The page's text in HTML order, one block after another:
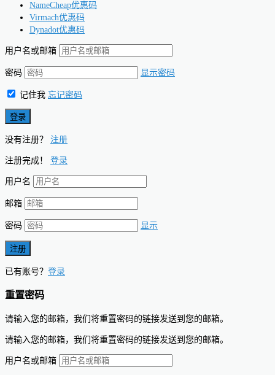
NameCheap优惠码
Virmach优惠码
Dynadot优惠码
用户名或邮箱
密码 显示密码
记住我 忘记密码
没有注册？ 注册
注册完成！ 登录
用户名
邮箱
密码 显示
已有账号？ 登录
重置密码
请输入您的邮箱，我们将重置密码的链接发送到您的邮箱。
请输入您的邮箱，我们将重置密码的链接发送到您的邮箱。
用户名或邮箱